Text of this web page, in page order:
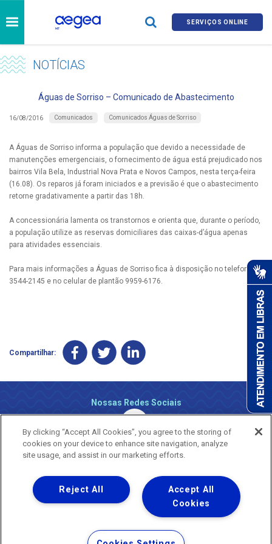
SERVIÇOS ONLINE
NOTÍCIAS
Águas de Sorriso – Comunicado de Abastecimento
16/08/2016 Comunicados Comunicados Águas de Sorriso
A Águas de Sorriso informa a população que devido a necessidade de
manutenções emergenciais, o fornecimento de água está prejudicado nos
bairros Vila Bela, Industrial Nova Prata e Novos Campos, nesta terça-feira
(16.08). Os reparos já foram iniciados e a previsão é que o abastecimento
retorne gradativamente a partir das 18h.
A concessionária lamenta os transtornos e orienta que, durante o período,
a população utilize as reservas domiciliares das caixas-d’água apenas
para atividades essenciais.
Para mais informações a Águas de Sorriso fica à disposição no telefone
3544-2145 e no celular de plantão 9959-6176.
Compartilhar:
Nossas Redes Sociais
Uma empresa
Copyright ® 2026 - Todos os Direitos Reservados.
Nossa natureza movimenta a vida
Termos Gerais de Uso de Sites e Aplicativos
By clicking “Accept All Cookies”, you agree to the storing of
cookies on your device to enhance site navigation, analyze
site usage, and assist in our marketing efforts.
Accept All
Cookies
Reject All